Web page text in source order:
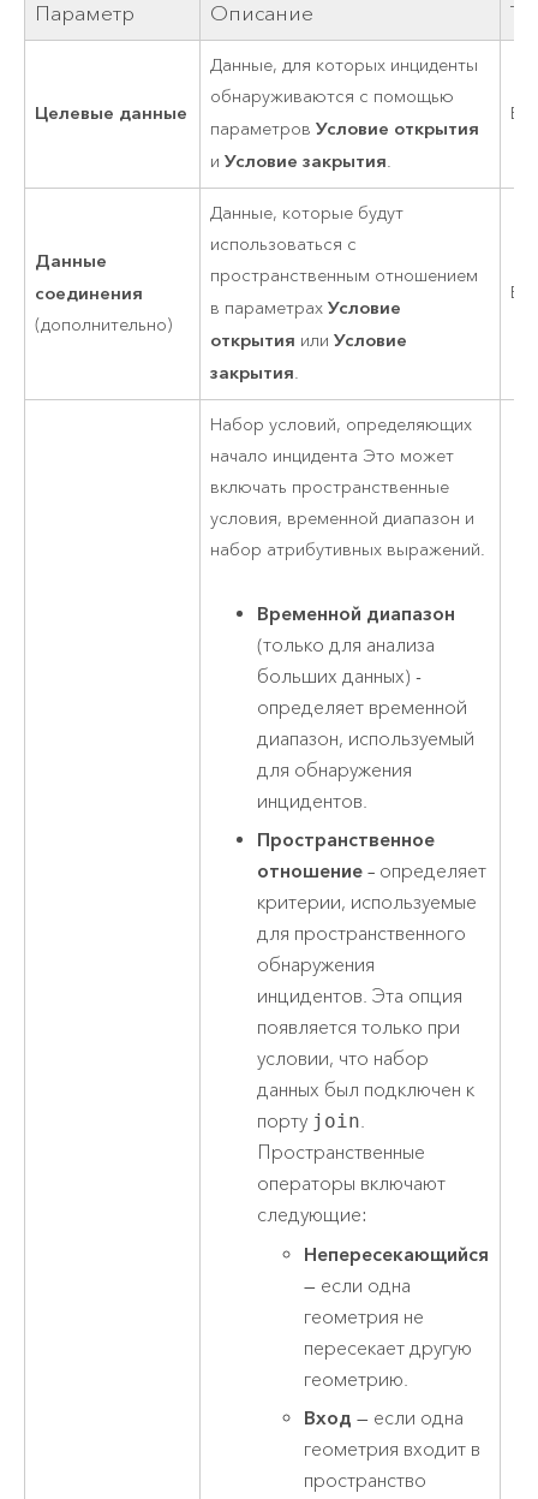
Параметр Описание
Целевые данные
Данные, для которых инциденты
обнаруживаются с помощью
параметровУсловие открытия
иУсловие закрытия.
Данные
соединения
(дополнительно)
Данные, которые будут
использоваться с
пространственным отношением
в параметрахУсловие
открытия илиУсловие
закрытия.
Набор условий, определяющих
начало инцидента Это может
включать пространственные
условия, временной диапазон и
набор атрибутивных выражений.
Временной диапазон
(только для анализа
больших данных) -
определяет временной
диапазон, используемый
для обнаружения
инцидентов.
Пространственное
отношение – определяет
критерии, используемые
для пространственного
обнаружения
инцидентов. Эта опция
появляется только при
условии, что набор
данных был подключен к
порту join.
Пространственные
операторы включают
следующие:
Непересекающийся
— если одна
геометрия не
пересекает другую
геометрию.
Вход — если одна
геометрия входит в
пространство